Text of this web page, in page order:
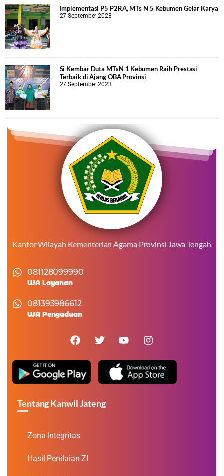
Implementasi P5 P2RA, MTs N 5 Kebumen Gelar Karya
27 September 2023
Si Kembar Duta MTsN 1 Kebumen Raih Prestasi
Terbaik di Ajang OBA Provinsi
27 September 2023
Kantor Wilayah Kementerian Agama Provinsi Jawa Tengah
081128099990
WA Layanan
081393986612
WA Pengaduan
Tentang Kanwil Jateng
Zona Integritas
Hasil Penilaian ZI